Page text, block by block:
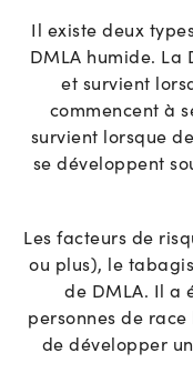
Il existe deux
DMLA humide. La
et survient
commencent à
survient lorsque
se développent
Les facteurs de
ou plus), le
de DMLA. Il a
personnes de
de développer